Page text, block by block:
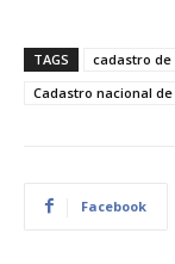
TAGS
cadastro
Cadastro nacional
Facebook